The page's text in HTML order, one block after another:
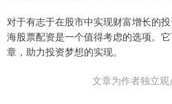
对于有志于在股市中实现财富增长的
海股票配资是一个值得考虑的选项。
章，助力投资梦想的实现。
文章为作者独立